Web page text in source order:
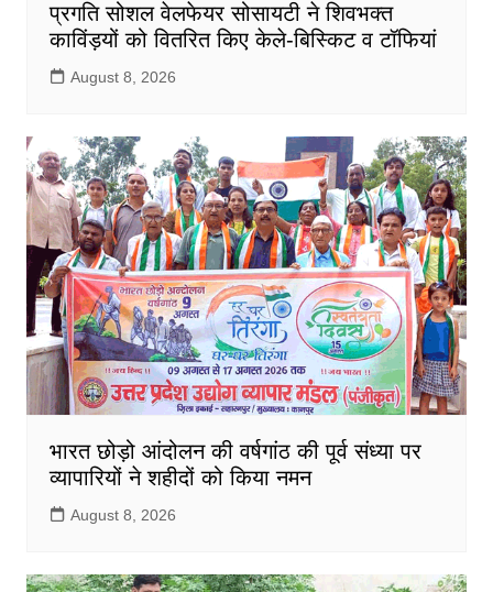
प्रगति सोशल वेलफेयर सोसायटी ने शिवभक्त
काविंड़यों को वितरित किए केले-बिस्किट व टॉफियां
August 8, 2026
भारत छोड़ो आंदोलन की वर्षगांठ की पूर्व संध्या पर
व्यापारियों ने शहीदों को किया नमन
August 8, 2026